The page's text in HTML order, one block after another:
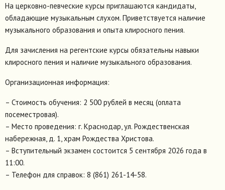
На церковно-певческие курсы приглашаются кандидаты,
обладающие музыкальным слухом. Приветствуется наличие
музыкального образования и опыта клиросного пения.
Для зачисления на регентские курсы обязательны навыки
клиросного пения и наличие музыкального образования.
Организационная информация:
– Стоимость обучения: 2 500 рублей в месяц (оплата
посеместровая).
– Место проведения: г. Краснодар, ул. Рождественская
набережная, д. 1, храм Рождества Христова.
– Вступительный экзамен состоится 5 сентября 2026 года в
11:00.
– Телефон для справок: 8 (861) 261-14-58.